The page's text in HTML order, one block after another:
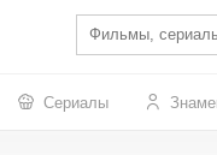
Сериалы